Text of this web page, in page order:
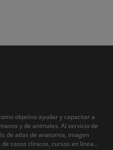
objetivo ayudar y capacitar a
y de animales. Al servicio de
de atlas de anatomía, imagen
casos clínicos, cursos en línea...